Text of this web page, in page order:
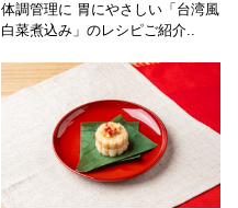
体調管理に 胃にやさしい「台湾風
白菜煮込み」のレシピご紹介..